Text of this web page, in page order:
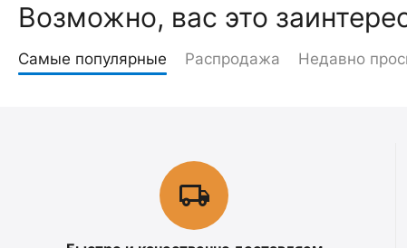
Возможно, вас это
Самые популярные Распродажа Недавно